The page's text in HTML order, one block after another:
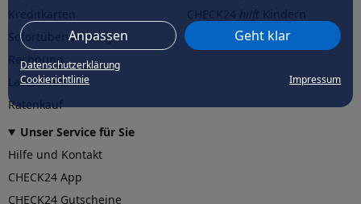
Anpassen Geht klar
Datenschutzerklärung
Cookierichtlinie
Impressum
Sofortüberweisung
Rechnung
Lastschrift
Ratenkauf
CHECK24hilftder Natur
Unser Service für Sie
Hilfe und Kontakt
CHECK24 App
CHECK24 Gutscheine